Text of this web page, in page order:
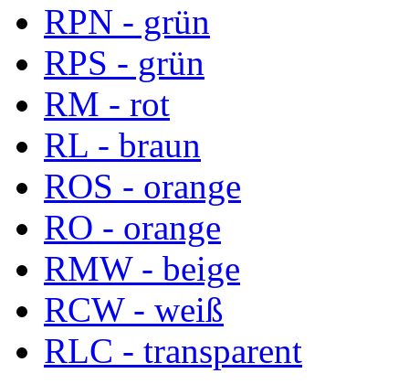
RPN - grün
RPS - grün
RM - rot
RL - braun
ROS - orange
RO - orange
RMW - beige
RCW - weiß
RLC - transparent